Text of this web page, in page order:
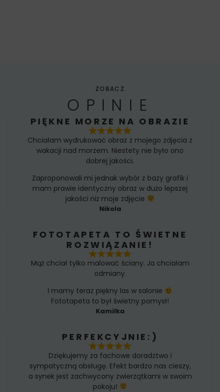
ZOBACZ
OPINIE
PIĘKNE MORZE NA OBRAZIE
Chciałam wydrukować obraz z mojego zdjęcia z
wakacji nad morzem. Niestety nie było ono
dobrej jakości.
Zaproponowali mi jednak wybór z bazy grafik i
mam prawie identyczny obraz w dużo lepszej
jakości niż moje zdjęcie
Nikola
FOTOTAPETA TO ŚWIETNE
ROZWIĄZANIE!
Mąż chciał tylko malować ściany. Ja chciałam
odmiany.
I mamy teraz piękny las w salonie
Fototapeta to był świetny pomysł!
Kamilka
PERFEKCYJNIE:)
Dziękujemy za fachowe doradztwo i
sympatyczną obsługę. Efekt bardzo nas cieszy,
a synek jest zachwycony zwierzątkami w swoim
pokoju!